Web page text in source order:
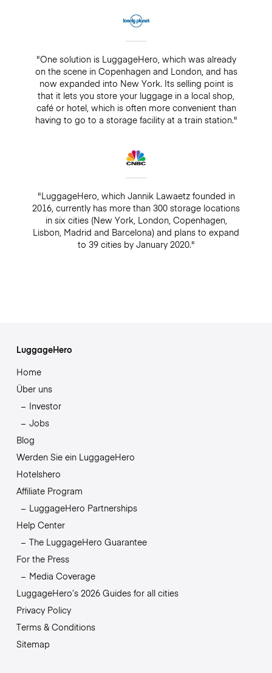
"One solution is LuggageHero, which was already
on the scene in Copenhagen and London, and has
now expanded into New York. Its selling point is
that it lets you store your luggage in a local shop,
café or hotel, which is often more convenient than
having to go to a storage facility at a train station."
"LuggageHero, which Jannik Lawaetz founded in
2016, currently has more than 300 storage locations
in six cities (New York, London, Copenhagen,
Lisbon, Madrid and Barcelona) and plans to expand
to 39 cities by January 2020."
LuggageHero
Home
Über uns
Investor
Jobs
Blog
Werden Sie ein LuggageHero
Hotelshero
Affiliate Program
LuggageHero Partnerships
Help Center
The LuggageHero Guarantee
For the Press
Media Coverage
LuggageHero’s 2026 Guides for all cities
Privacy Policy
Terms & Conditions
Sitemap